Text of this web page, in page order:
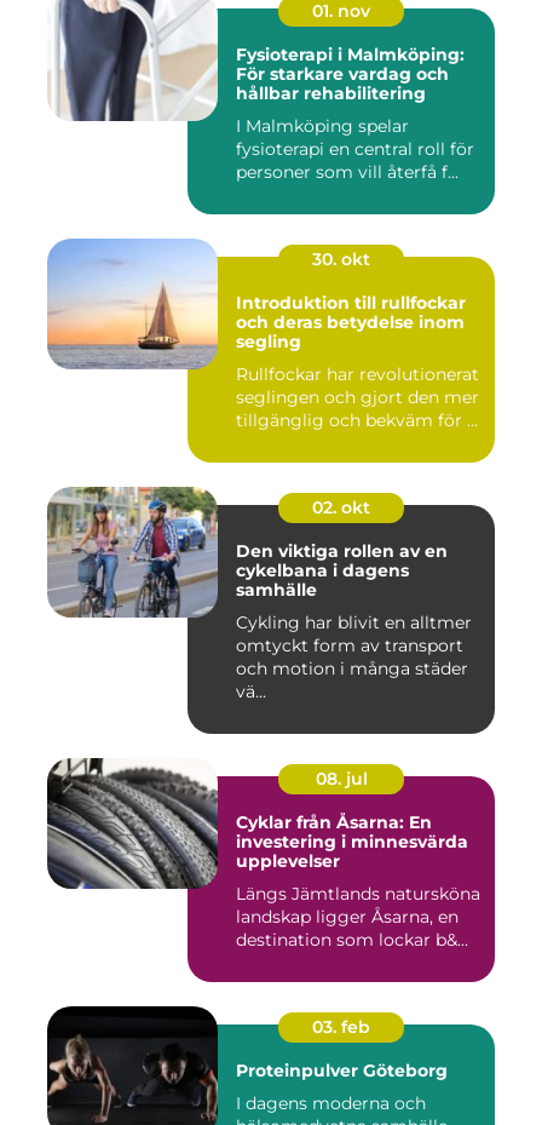
01. nov
Fysioterapi i Malmköping:
För starkare vardag och
hållbar rehabilitering
I Malmköping spelar
fysioterapi en central roll för
personer som vill återfå f...
30. okt
Introduktion till rullfockar
och deras betydelse inom
segling
Rullfockar har revolutionerat
seglingen och gjort den mer
tillgänglig och bekväm för ...
02. okt
Den viktiga rollen av en
cykelbana i dagens
samhälle
Cykling har blivit en alltmer
omtyckt form av transport
och motion i många städer
vä...
08. jul
Cyklar från Åsarna: En
investering i minnesvärda
upplevelser
Längs Jämtlands natursköna
landskap ligger Åsarna, en
destination som lockar b&...
03. feb
Proteinpulver Göteborg
I dagens moderna och